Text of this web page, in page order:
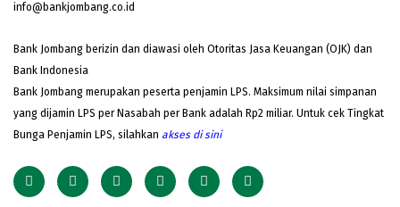
info@bankjombang.co.id
Bank Jombang berizin dan diawasi oleh Otoritas Jasa Keuangan (OJK) dan
Bank Indonesia
Bank Jombang merupakan peserta penjamin LPS. Maksimum nilai simpanan
yang dijamin LPS per Nasabah per Bank adalah Rp2 miliar. Untuk cek Tingkat
Bunga Penjamin LPS, silahkan akses di sini